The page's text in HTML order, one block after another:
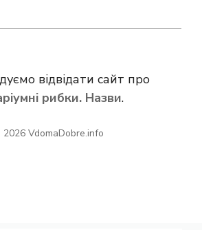
відвідати сайт про
рибки. Назви.
VdomaDobre.info